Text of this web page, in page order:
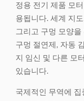
정용 전기 제품 모
용됩니다. 세계 지
그리고 구멍 모양
구멍 절연제, 자동
지 임신 및 다른 모
있습니다.
국제적인 무역에 집